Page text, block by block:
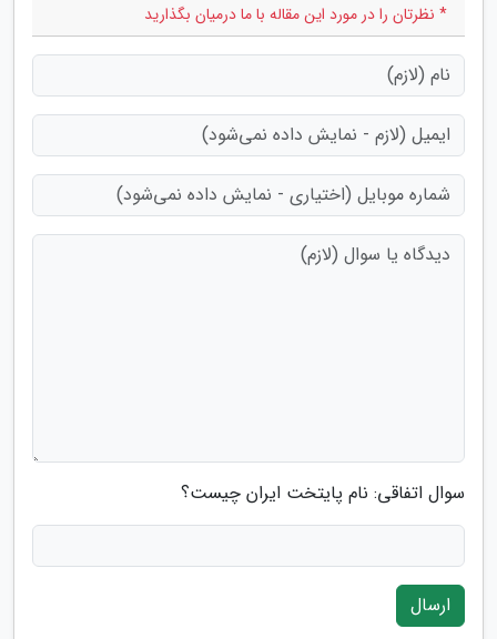
* نظرتان را در مورد این مقاله با ما درمیان بگذارید
سوال اتفاقی: نام پایتخت ایران چیست؟
ارسال